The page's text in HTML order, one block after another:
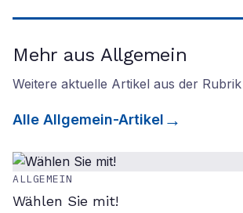
Mehr aus Allgemein
Weitere aktuelle Artikel aus der Rubrik
Alle Allgemein-Artikel
ALLGEMEIN
Wählen Sie mit!